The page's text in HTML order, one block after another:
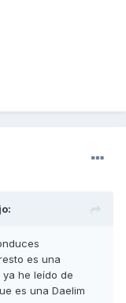
es una
he leído de
es una Daelim